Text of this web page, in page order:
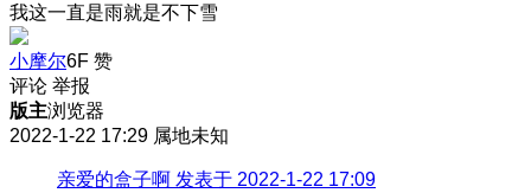
我这一直是雨就是不下雪
小摩尔6F 赞
评论 举报
版主浏览器
2022-1-22 17:29 属地未知
亲爱的盒子啊 发表于 2022-1-22 17:09